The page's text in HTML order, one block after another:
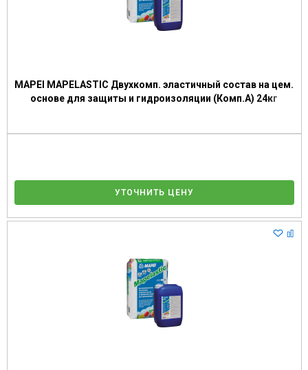
MAPEI MAPELASTIC Двухкомп. эластичный состав на цем.
основе для защиты и гидроизоляции (Комп.А) 24кг
УТОЧНИТЬ ЦЕНУ